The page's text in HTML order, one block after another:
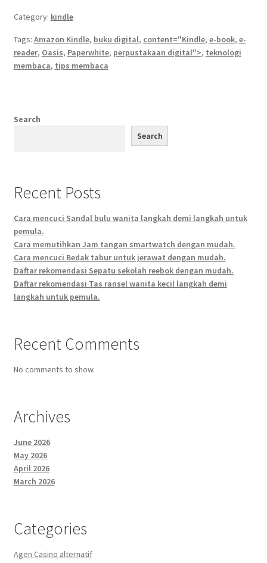
Category: kindle
Tags: Amazon Kindle, buku digital, content="Kindle, e-book, e-
reader, Oasis, Paperwhite, perpustakaan digital">, teknologi
membaca, tips membaca
Search
Search
Recent Posts
Cara mencuci Sandal bulu wanita langkah demi langkah untuk
pemula.
Cara memutihkan Jam tangan smartwatch dengan mudah.
Cara mencuci Bedak tabur untuk jerawat dengan mudah.
Daftar rekomendasi Sepatu sekolah reebok dengan mudah.
Daftar rekomendasi Tas ransel wanita kecil langkah demi
langkah untuk pemula.
Recent Comments
No comments to show.
Archives
June 2026
May 2026
April 2026
March 2026
Categories
Agen Casino alternatif